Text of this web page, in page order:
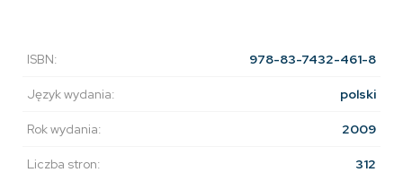
ISBN: 978-83-7432-461-8
Język wydania: polski
Rok wydania: 2009
Liczba stron: 312